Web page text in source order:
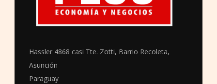
Hassler 4868 casi Tte. Zotti, Barrio Recoleta,
Asunción
Paraguay